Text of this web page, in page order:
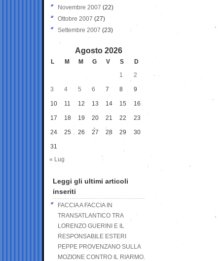
Novembre 2007 (22)
Ottobre 2007 (27)
Settembre 2007 (23)
Agosto 2026
L M M G V S
D
1
2
3 4 5 6 7 8 9
10 11 12 13 14 15 16
17 18 19 20 21 22 23
24 25 26 27 28 29 30
31
« Lug
Leggi gli ultimi articoli
inseriti
FACCIA A FACCIA IN
TRANSATLANTICO TRA
LORENZO GUERINI E IL
RESPONSABILE ESTERI
PEPPE PROVENZANO SULLA
MOZIONE CONTRO IL RIARMO.